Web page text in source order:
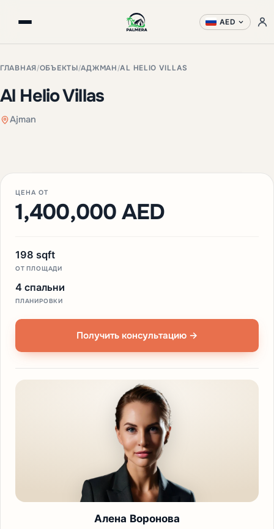
AED
ГЛАВНАЯ /ОБЪЕКТЫ/АДЖМАН /AL HELIO VILLAS
Al Helio Villas
Ajman
ЦЕНА ОТ
1,400,000 AED
198 sqft
ОТ ПЛОЩАДИ
4 спальни
ПЛАНИРОВКИ
Получить консультацию →
Алена Воронова